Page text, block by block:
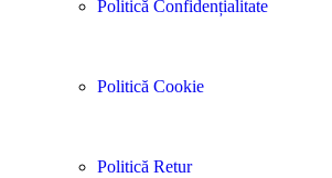
Politică Confidențialitate
Politică Cookie
Politică Retur